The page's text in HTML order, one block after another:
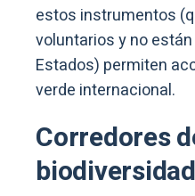
estos instrumentos
voluntarios y no
Estados) permiten
verde internacional.
Corredores
biodiversidad